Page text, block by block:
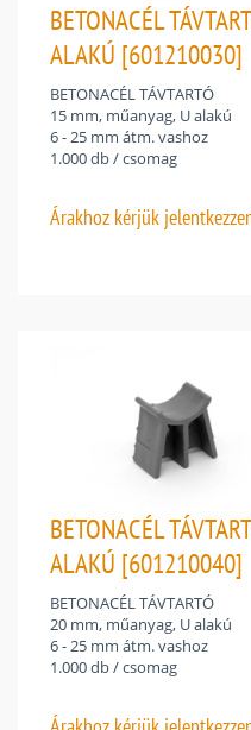
BETONACÉL
ALAKÚ [601210030]
BETONACÉL TÁVTARTÓ
15 mm, műanyag, U alakú
6 - 25 mm átm. vashoz
1.000 db / csomag
Árakhoz kérjük
BETONACÉL
ALAKÚ [601210040]
BETONACÉL TÁVTARTÓ
20 mm, műanyag, U alakú
6 - 25 mm átm. vashoz
1.000 db / csomag